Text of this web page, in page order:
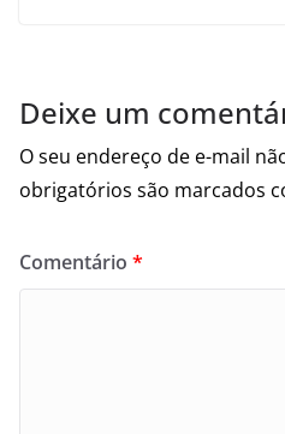
Deixe um
O seu endereço de e-mail
obrigatórios são marcados
Comentário *